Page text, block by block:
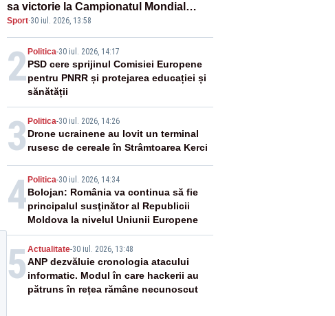
sa victorie la Campionatul Mondial
Under-16
Sport·30 iul. 2026, 13:58
2 Politica-30 iul. 2026, 14:17
PSD cere sprijinul Comisiei Europene
pentru PNRR și protejarea educației și
sănătății
3 Politica-30 iul. 2026, 14:26
Drone ucrainene au lovit un terminal
rusesc de cereale în Strâmtoarea Kerci
4 Politica-30 iul. 2026, 14:34
Bolojan: România va continua să fie
principalul susţinător al Republicii
Moldova la nivelul Uniunii Europene
5 Actualitate-30 iul. 2026, 13:48
ANP dezvăluie cronologia atacului
informatic. Modul în care hackerii au
pătruns în rețea rămâne necunoscut